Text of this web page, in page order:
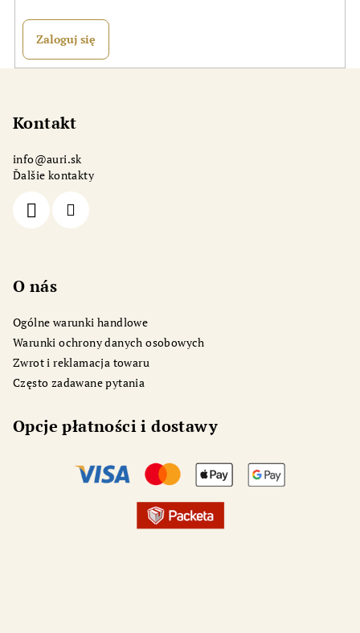
Zaloguj się
Kontakt
info@auri.sk
Ďalšie kontakty
O nás
Ogólne warunki handlowe
Warunki ochrony danych osobowych
Zwrot i reklamacja towaru
Często zadawane pytania
Opcje płatności i dostawy